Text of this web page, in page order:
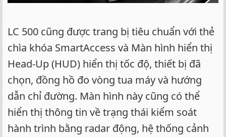
LC 500 cũng được trang bị tiêu chuẩn với thẻ
chìa khóa SmartAccess và Màn hình hiển thị
Head-Up (HUD) hiển thị tốc độ, thiết bị đã
chọn, đồng hồ đo vòng tua máy và hướng
dẫn chỉ đường. Màn hình này cũng có thể
hiển thị thông tin về trạng thái kiểm soát
hành trình bằng radar động, hệ thống cảnh